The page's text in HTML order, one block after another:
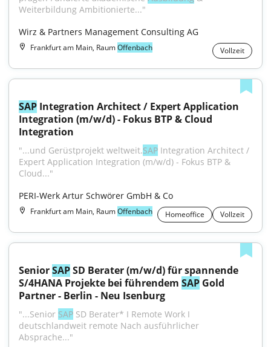
Weiterbildung Ambitionierte..."
Wirz & Partners Management Consulting AG
Frankfurt am Main, RaumOffenbach Vollzeit
SAP Integration Architect / Expert Application
Integration (m/w/d) - Fokus BTP & Cloud
Integration
"...und Gerüstprojekt weltweit.SAP Integration Architect /
Expert Application Integration (m/w/d) - Fokus BTP &
Cloud..."
PERI-Werk Artur Schwörer GmbH & Co
Frankfurt am Main, RaumOffenbach Homeoffice Vollzeit
Senior SAP SD Berater (m/w/d) für spannende
S/4HANA Projekte bei führendem SAP Gold
Partner - Berlin - Neu Isenburg
"...Senior SAP SD Berater* I Remote Work I
deutschlandweit remote Nach ausführlicher
Absprache..."